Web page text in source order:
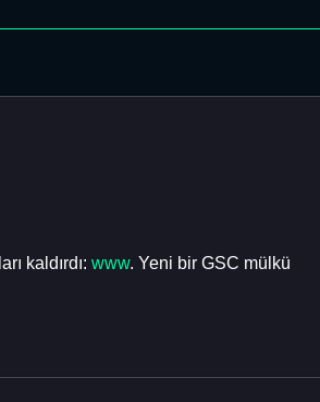
kaldırdı: www. Yeni bir GSC mülkü